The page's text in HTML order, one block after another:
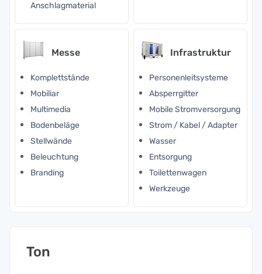
Anschlagmaterial
Messe
Komplettstände
Mobiliar
Multimedia
Bodenbeläge
Stellwände
Beleuchtung
Branding
Infrastruktur
Personenleitsysteme
Absperrgitter
Mobile Stromversorgung
Strom / Kabel / Adapter
Wasser
Entsorgung
Toilettenwagen
Werkzeuge
Ton